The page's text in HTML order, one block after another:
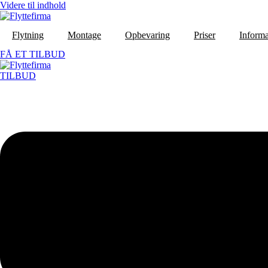
Videre til indhold
Flytning Montage Opbevaring Priser
FÅ ET TILBUD
TILBUD